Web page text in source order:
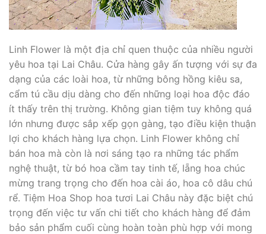
Linh Flower là một địa chỉ quen thuộc của nhiều người
yêu hoa tại Lai Châu. Cửa hàng gây ấn tượng với sự đa
dạng của các loài hoa, từ những bông hồng kiêu sa,
cẩm tú cầu dịu dàng cho đến những loại hoa độc đáo
ít thấy trên thị trường. Không gian tiệm tuy không quá
lớn nhưng được sắp xếp gọn gàng, tạo điều kiện thuận
lợi cho khách hàng lựa chọn. Linh Flower không chỉ
bán hoa mà còn là nơi sáng tạo ra những tác phẩm
nghệ thuật, từ bó hoa cầm tay tinh tế, lẵng hoa chúc
mừng trang trọng cho đến hoa cài áo, hoa cô dâu chú
rể. Tiệm Hoa Shop hoa tươi Lai Châu này đặc biệt chú
trọng đến việc tư vấn chi tiết cho khách hàng để đảm
bảo sản phẩm cuối cùng hoàn toàn phù hợp với mong